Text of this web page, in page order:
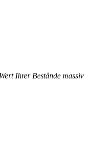
Ihrer Bestände massiv